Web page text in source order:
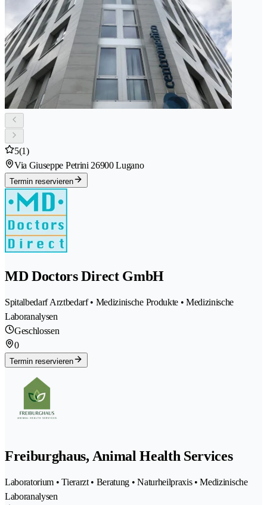
5(1)
Via Giuseppe Petrini 26900 Lugano
Termin reservieren
MD Doctors Direct GmbH
Spitalbedarf Arztbedarf • Medizinische Produkte • Medizinische
Laboranalysen
Geschlossen
0
Termin reservieren
Freiburghaus, Animal Health Services
Laboratorium • Tierarzt • Beratung • Naturheilpraxis • Medizinische
Laboranalysen